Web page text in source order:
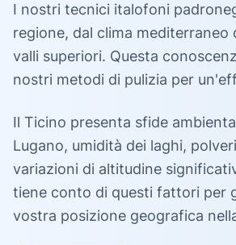
I nostri tecnici italofoni
regione, dal clima
valli superiori. Questa
nostri metodi di pulizia per
Il Ticino presenta sfide
Lugano, umidità dei laghi,
variazioni di altitudine
tiene conto di questi fattori per
vostra posizione geografica